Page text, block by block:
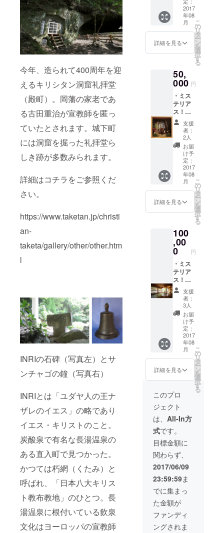
今年、造られて400周年を迎
えるキリシタン洞窟礼拝堂
（殿町）。岡藩の家老であ
る古田重治が宣教師を匿っ
ていたとされます。城下町
には洞窟を掘った礼拝堂ら
しき跡が多数みられます。
詳細はコチラをご参照くだ
さい。
https://www.taketan.jp/christi
an-
taketa/gallery/other/other.htm
l
INRIの石碑（写真左）とサ
ンチャゴの鐘（写真右）
INRIとは「ユダヤ人の王ナ
ザレのイエス」の略であり
イエス・キリストのこと。
炭酸泉で有名な長湯温泉の
ある直入町で見つかった。
かつては朽網（くたみ）と
呼ばれ、「日本八大キリス
ト教布教地」のひとつ。長
湯温泉に根付いている飲泉
文化はヨーロッパの宣教師
ス！
「竹田
キリシ
タン」
ガイド
ツアー
・ミス
テリア
ス！
「竹田
キリシ
タン」
オリジ
ナルペ
ンダン
ト（※画
像はイ
メージ
す。）
・資料
館オー
プン記
招待
2017
年08
月
詳細を見る
こ
の
リ
タ
ー
ン
を
選
択
す
る
50,
000 円
・ミス
テリア
ス！
「竹田
キリシ
タン」
冊子 ・
ミステ
リア
ス！
「竹田
キリシ
タン」
ガイド
ツアー
・「キ
リシタ
ン洞窟
礼拝
堂」押
し花額
（※画像
はイ
メージ
す。）
・資料
館オー
プン記
念の
パー
ティー
招待
支援
者：
2人
お届
け予
定：
2017
年08
月
詳細を見る
こ
の
リ
タ
ー
ン
を
選
択
す
る
100
,00
0 円
・ミス
テリア
ス！
「竹田
キリシ
タン」
冊子 ・
竹田市
温泉旅
館ペア
宿泊チ
ケット
（※画像
はイ
メージ
す。）
ペア
宿泊
（１泊
２食
付）
クーポ
ン券
対象宿
は以下
のとお
り（５
件）：
●レゾ
ネイト
クラブ
くじゅ
う（久
支援
者：
3人
お届
け予
定：
2017
年08
月
詳細を見る
こ
の
リ
タ
ー
ン
を
選
択
す
る
このプロ
ジェクト
は、 All-In方
式です。
目標金額に
関わらず、
2017/06/09
23:59:59ま
でに集まっ
た金額が
ファンディ
ングされま